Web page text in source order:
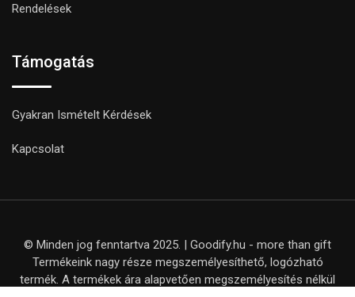
Rendelések
Támogatás
Gyakran Ismételt Kérdések
Kapcsolat
© Minden jog fenntartva 2025. | Goodify.hu - more than gift
Termékeink nagy része megszemélyesíthető, logózható
termék. A termékek ára alapvetően megszemélyesítés nélkül